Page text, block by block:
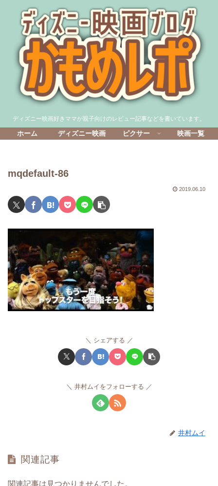
ディズニー映画好きママが親子向けのレビュー記事などを書いています。
ホーム ディズニー映画 ピクサー 映画一覧
mqdefault-86
2019.06.10
シェアする
井村ムイをフォローする
井村ムイ
関連記事
関連記事は見つかりませんでした。